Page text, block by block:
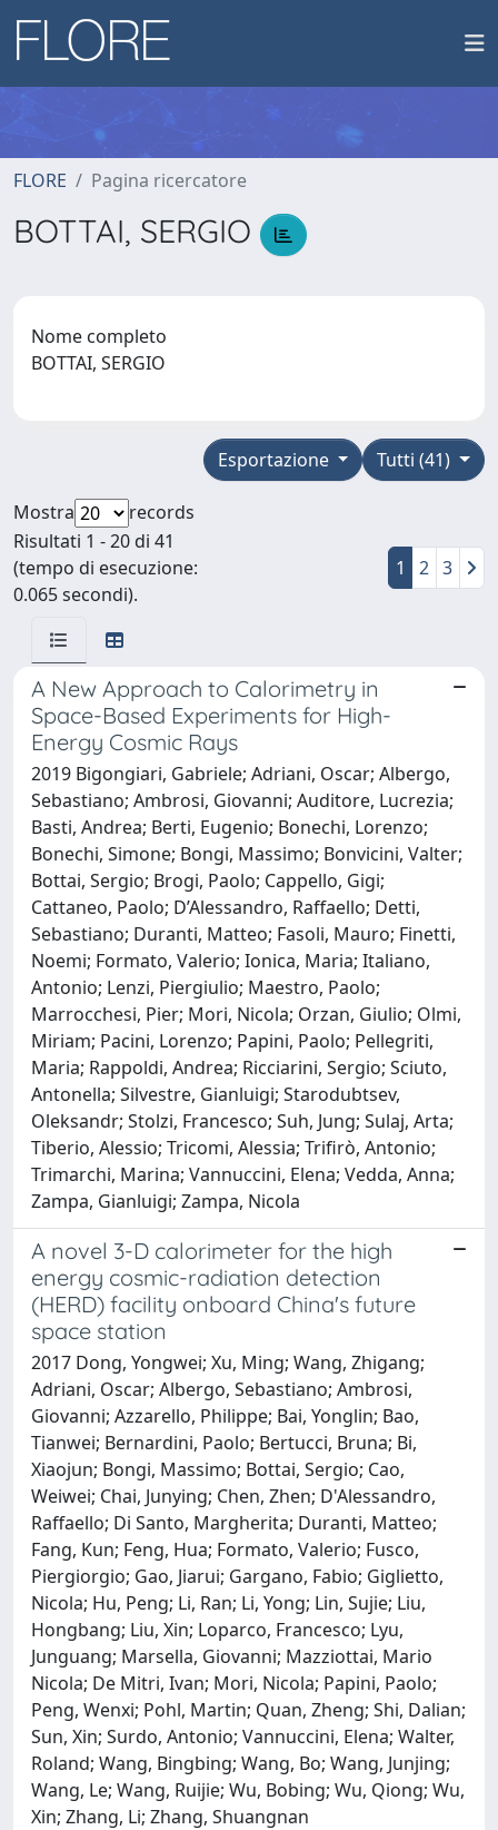
FLORE Pagina ricercatore
BOTTAI, SERGIO
Nome completo
BOTTAI, SERGIO
Tutti (41)
Esportazione
Mostra
records
Risultati 1 - 20 di 41
(tempo di esecuzione:
0.065 secondi).
1 2 3
A New Approach to Calorimetry in
Space-Based Experiments for High-
Energy Cosmic Rays
2019 Bigongiari, Gabriele; Adriani, Oscar; Albergo,
Sebastiano; Ambrosi, Giovanni; Auditore, Lucrezia;
Basti, Andrea; Berti, Eugenio; Bonechi, Lorenzo;
Bonechi, Simone; Bongi, Massimo; Bonvicini, Valter;
Bottai, Sergio; Brogi, Paolo; Cappello, Gigi;
Cattaneo, Paolo; D’Alessandro, Raffaello; Detti,
Sebastiano; Duranti, Matteo; Fasoli, Mauro; Finetti,
Noemi; Formato, Valerio; Ionica, Maria; Italiano,
Antonio; Lenzi, Piergiulio; Maestro, Paolo;
Marrocchesi, Pier; Mori, Nicola; Orzan, Giulio; Olmi,
Miriam; Pacini, Lorenzo; Papini, Paolo; Pellegriti,
Maria; Rappoldi, Andrea; Ricciarini, Sergio; Sciuto,
Antonella; Silvestre, Gianluigi; Starodubtsev,
Oleksandr; Stolzi, Francesco; Suh, Jung; Sulaj, Arta;
Tiberio, Alessio; Tricomi, Alessia; Trifirò, Antonio;
Trimarchi, Marina; Vannuccini, Elena; Vedda, Anna;
Zampa, Gianluigi; Zampa, Nicola
A novel 3-D calorimeter for the high
energy cosmic-radiation detection
(HERD) facility onboard China's future
space station
2017 Dong, Yongwei; Xu, Ming; Wang, Zhigang;
Adriani, Oscar; Albergo, Sebastiano; Ambrosi,
Giovanni; Azzarello, Philippe; Bai, Yonglin; Bao,
Tianwei; Bernardini, Paolo; Bertucci, Bruna; Bi,
Xiaojun; Bongi, Massimo; Bottai, Sergio; Cao,
Weiwei; Chai, Junying; Chen, Zhen; D'Alessandro,
Raffaello; Di Santo, Margherita; Duranti, Matteo;
Fang, Kun; Feng, Hua; Formato, Valerio; Fusco,
Piergiorgio; Gao, Jiarui; Gargano, Fabio; Giglietto,
Nicola; Hu, Peng; Li, Ran; Li, Yong; Lin, Sujie; Liu,
Hongbang; Liu, Xin; Loparco, Francesco; Lyu,
Junguang; Marsella, Giovanni; Mazziottai, Mario
Nicola; De Mitri, Ivan; Mori, Nicola; Papini, Paolo;
Peng, Wenxi; Pohl, Martin; Quan, Zheng; Shi, Dalian;
Sun, Xin; Surdo, Antonio; Vannuccini, Elena; Walter,
Roland; Wang, Bingbing; Wang, Bo; Wang, Junjing;
Wang, Le; Wang, Ruijie; Wu, Bobing; Wu, Qiong; Wu,
Xin; Zhang, Li; Zhang, Shuangnan